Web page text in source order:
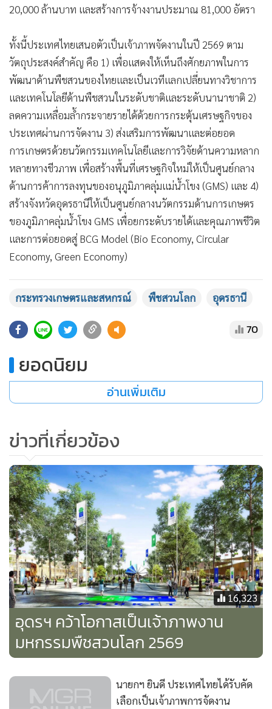
20,000 ล้านบาท และสร้างการจ้างงานประมาณ 81,000 อัตรา
ทั้งนี้ประเทศไทยเสนอตัวเป็นเจ้าภาพจัดงานในปี 2569 ตาม
วัตถุประสงค์สำคัญ คือ 1) เพื่อแสดงให้เห็นถึงศักยภาพในการ
พัฒนาด้านพืชสวนของไทยและเป็นเวทีแลกเปลี่ยนทางวิชาการ
และเทคโนโลยีด้านพืชสวนในระดับชาติและระดับนานาชาติ 2)
ลดความเหลื่อมล้ำกระจายรายได้ด้วยการกระตุ้นเศรษฐกิจของ
ประเทศผ่านการจัดงาน 3) ส่งเสริมการพัฒนาและต่อยอด
การเกษตรด้วยนวัตกรรมเทคโนโลยีและการวิจัยด้านความหลาก
หลายทางชีวภาพ เพื่อสร้างพื้นที่เศรษฐกิจใหม่ให้เป็นศูนย์กลาง
ด้านการค้าการลงทุนของอนุภูมิภาคลุ่มแม่น้ำโขง (GMS) และ 4)
สร้างจังหวัดอุดรธานีให้เป็นศูนย์กลางนวัตกรรมด้านการเกษตร
ของภูมิภาคลุ่มน้ำโขง GMS เพื่อยกระดับรายได้และคุณภาพชีวิต
และการต่อยอดสู่ BCG Model (Bio Economy, Circular
Economy, Green Economy)
กระทรวงเกษตรและสหกรณ์ พืชสวนโลก อุดรธานี
70
ยอดนิยม
อ่านเพิ่มเติม
ข่าวที่เกี่ยวข้อง
16,323
อุดรฯ คว้าโอกาสเป็นเจ้าภาพงาน
มหกรรมพืชสวนโลก 2569
นายกฯ ยินดี ประเทศไทยได้รับคัด
เลือกเป็นเจ้าภาพการจัดงาน